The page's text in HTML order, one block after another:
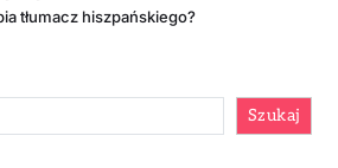
tłumacz hiszpańskiego?
Szukaj